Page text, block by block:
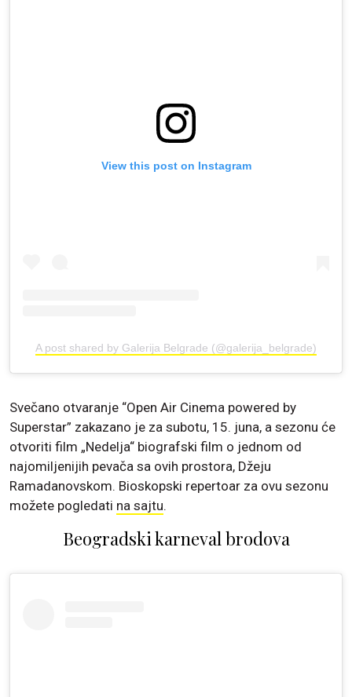
View this post on Instagram
A post shared by Galerija Belgrade (@galerija_belgrade)
Svečano otvaranje “Open Air Cinema powered by
Superstar” zakazano je za subotu, 15. juna, a sezonu će
otvoriti film „Nedelja“ biografski film o jednom od
najomiljenijih pevača sa ovih prostora, Džeju
Ramadanovskom. Bioskopski repertoar za ovu sezonu
možete pogledati na sajtu.
Beogradski karneval brodova